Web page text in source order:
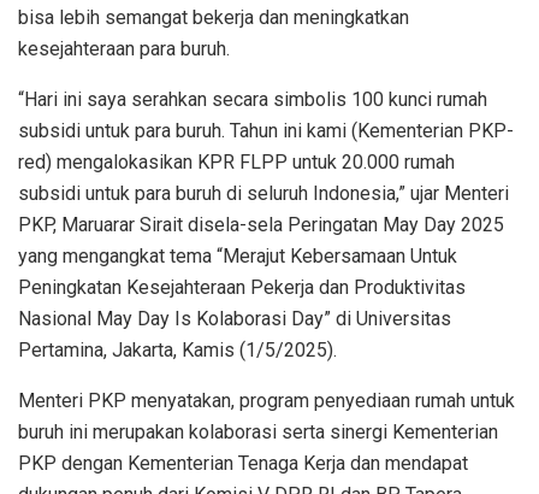
bisa lebih semangat bekerja dan meningkatkan
kesejahteraan para buruh.
“Hari ini saya serahkan secara simbolis 100 kunci rumah
subsidi untuk para buruh. Tahun ini kami (Kementerian PKP-
red) mengalokasikan KPR FLPP untuk 20.000 rumah
subsidi untuk para buruh di seluruh Indonesia,” ujar Menteri
PKP, Maruarar Sirait disela-sela Peringatan May Day 2025
yang mengangkat tema “Merajut Kebersamaan Untuk
Peningkatan Kesejahteraan Pekerja dan Produktivitas
Nasional May Day Is Kolaborasi Day” di Universitas
Pertamina, Jakarta, Kamis (1/5/2025).
Menteri PKP menyatakan, program penyediaan rumah untuk
buruh ini merupakan kolaborasi serta sinergi Kementerian
PKP dengan Kementerian Tenaga Kerja dan mendapat